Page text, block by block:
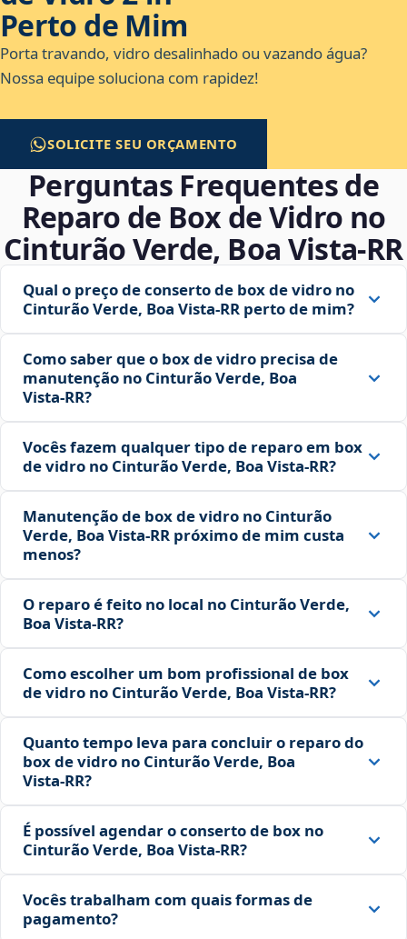
Perto de Mim
Porta travando, vidro desalinhado ou vazando água?
Nossa equipe soluciona com rapidez!
SOLICITE SEU ORÇAMENTO
Perguntas Frequentes de
Reparo de Box de Vidro no
Cinturão Verde, Boa Vista‑RR
Qual o preço de conserto de box de vidro no
Cinturão Verde, Boa Vista‑RR perto de mim?
Como saber que o box de vidro precisa de
manutenção no Cinturão Verde, Boa
Vista‑RR?
Vocês fazem qualquer tipo de reparo em box
de vidro no Cinturão Verde, Boa Vista‑RR?
Manutenção de box de vidro no Cinturão
Verde, Boa Vista‑RR próximo de mim custa
menos?
O reparo é feito no local no Cinturão Verde,
Boa Vista‑RR?
Como escolher um bom profissional de box
de vidro no Cinturão Verde, Boa Vista‑RR?
Quanto tempo leva para concluir o reparo do
box de vidro no Cinturão Verde, Boa
Vista‑RR?
É possível agendar o conserto de box no
Cinturão Verde, Boa Vista‑RR?
Vocês trabalham com quais formas de
pagamento?